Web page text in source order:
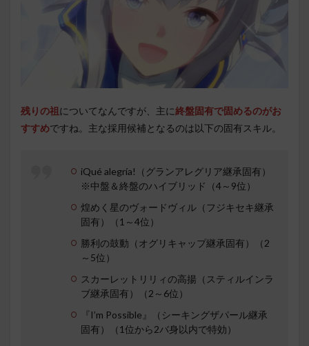
残りの祖についてなんですが、主に終盤固有で固めるのがお
すすめですね。主な採用候補となるのは以下の固有スキル。
iQué alegría!（グランアレグリア継承固有）
※中盤＆終盤のハイブリッド（4～9位）
煌めく星のヴォードヴィル（フジキセキ継承
固有）（1～4位）
勝利の鼓動（オグリキャップ継承固有）（2
～5位）
スカーレットリリィの高揚（スティルインラ
ブ継承固有）（2～6位）
『I’m Possible』（シーキングザパール継承
固有）（1位から2バ身以内で特効）